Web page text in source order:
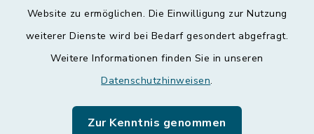
Website zu ermöglichen. Die Einwilligung zur Nutzung
weiterer Dienste wird bei Bedarf gesondert abgefragt.
Weitere Informationen finden Sie in unseren
Datenschutzhinweisen.
Zur Kenntnis genommen
Datenschutz